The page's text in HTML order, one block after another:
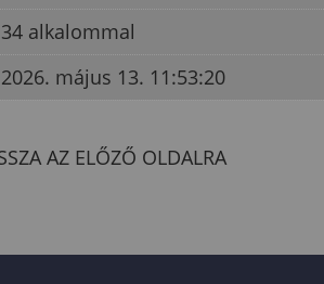
34 alkalommal
2026. május 13. 11:53:20